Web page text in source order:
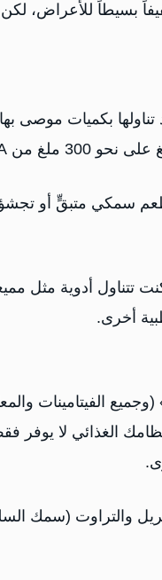
بسيطاً للأعراض،
سمكي متبقٍّ أو
أدوية مثل
أخرى.
العديد من المنظمات الصحية بالحصول على